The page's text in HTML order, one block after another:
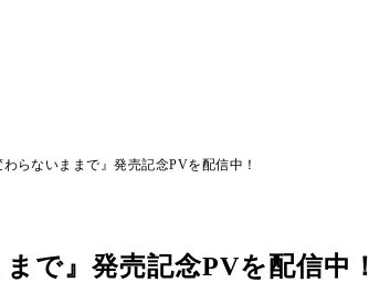
らないままで』発売記念PVを配信中！
で』発売記念PVを配信中！